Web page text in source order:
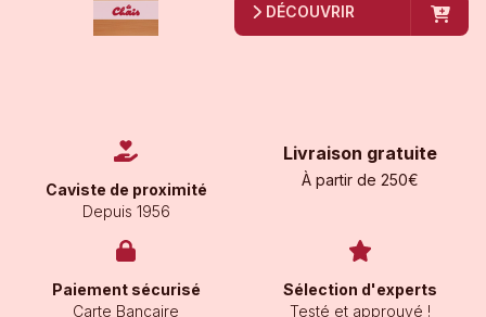
DÉCOUVRIR
Caviste de proximité
Depuis 1956
Livraison gratuite
À partir de 250€
Paiement sécurisé
Carte Bancaire
Sélection d'experts
Testé et approuvé !